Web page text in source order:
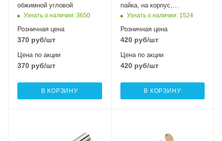
обжимной угловой
Узнать о наличии: 3650
Розничная цена
370 руб/шт
Цена по акции
370 руб/шт
В КОРЗИНУ
пайка, на корпус,
герметичный с резиновым
Узнать о наличии: 1524
Розничная цена
420руб/шт
Цена по акции
420руб/шт
В КОРЗИНУ